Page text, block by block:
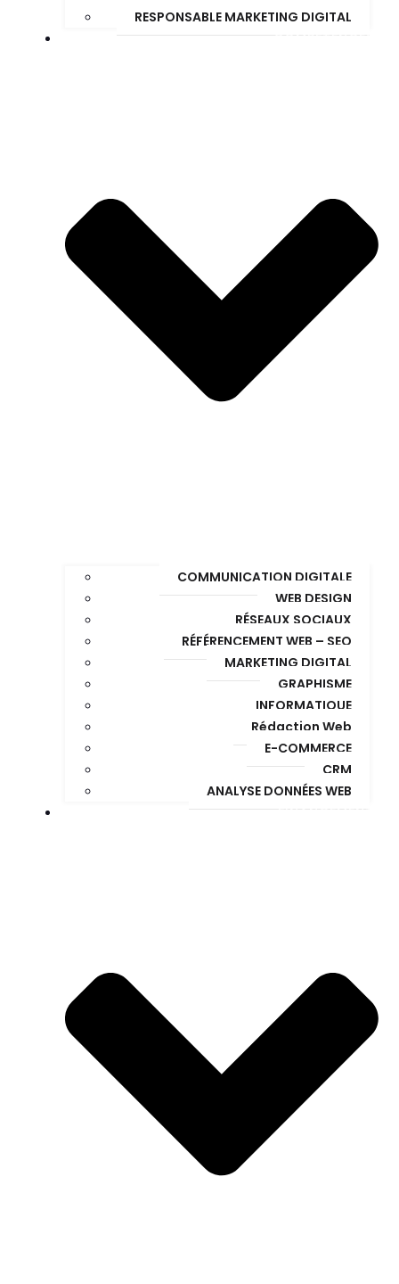
RESPONSABLE MARKETING DIGITAL
COMPÉTENCES
COMMUNICATION DIGITALE
WEB DESIGN
RÉSEAUX SOCIAUX
RÉFÉRENCEMENT WEB – SEO
MARKETING DIGITAL
GRAPHISME
INFORMATIQUE
Rédaction Web
E-COMMERCE
CRM
ANALYSE DONNÉES WEB
FINANCEMENT